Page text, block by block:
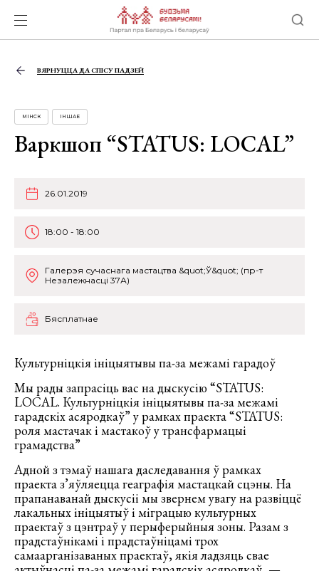
ВЯРНУЦЦА ДА СПІСУ ПАДЗЕЙ
МІНСК ІНШАЕ
Варкшоп “STATUS: LOCAL”
26.01.2019
18:00 - 18:00
Галерэя сучаснага мастацтва &quot;Ў&quot; (пр-т
Незалежнасцi 37А)
Бясплатнае
Культурніцкія ініцыятывы па-за межамі гарадоў
Мы рады запрасіць вас на дыскусію “STATUS:
LOCAL. Культурніцкія ініцыятывы па-за межамі
гарадскіх асяродкаў” у рамках праекта “STATUS:
роля мастачак i мастакоў у трансфармацыi
грамадства”
Адной з тэмаў нашага даследавання ў рамках
праекта з’яўляецца геаграфiя мастацкай сцэны. На
прапанаванай дыскусіі мы звернем увагу на развіццё
лакальных ініцыятыў і міграцыю культурных
праектаў з цэнтраў у перыферыйныя зоны. Разам з
прадстаўнікамі і прадстаўніцамі трох
самаарганізаваных праектаў, якія ладзяць свае